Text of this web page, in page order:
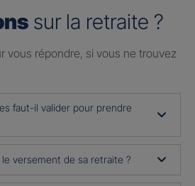
sur la retraite ?
vous répondre, si vous ne trouvez
faut-il valider pour prendre
versement de sa retraite ?